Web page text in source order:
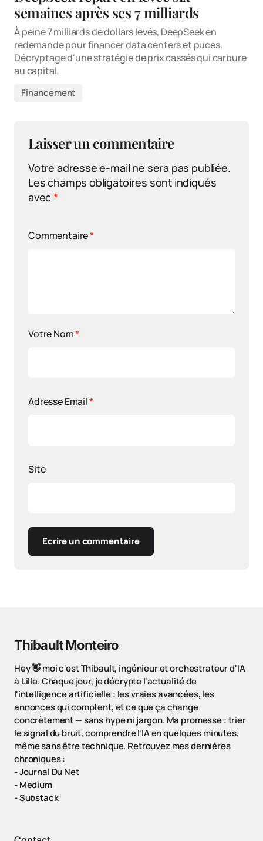
semaines après ses 7 milliards
À peine 7 milliards de dollars levés, DeepSeek en
redemande pour financer data centers et puces.
Décryptage d'une stratégie de prix cassés qui carbure
au capital.
Financement
Laisser un commentaire
Votre adresse e-mail ne sera pas publiée.
Les champs obligatoires sont indiqués
avec*
Commentaire*
Votre Nom*
Adresse Email*
Site
Ecrire un commentaire
Thibault Monteiro
Hey 👋 moi c'est Thibault, ingénieur et orchestrateur d'IA
à Lille. Chaque jour, je décrypte l'actualité de
l'intelligence artificielle : les vraies avancées, les
annonces qui comptent, et ce que ça change
concrètement — sans hype ni jargon. Ma promesse : trier
le signal du bruit, comprendre l'IA en quelques minutes,
même sans être technique. Retrouvez mes dernières
chroniques :
-Journal Du Net
-Medium
-Substack